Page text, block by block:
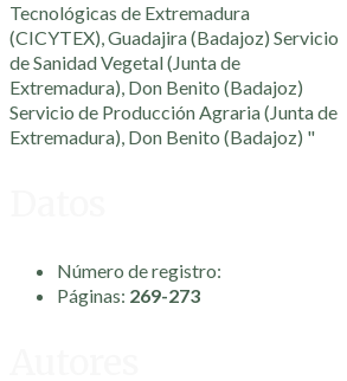
Tecnológicas de Extremadura
(CICYTEX), Guadajira (Badajoz) Servicio
de Sanidad Vegetal (Junta de
Extremadura), Don Benito (Badajoz)
Servicio de Producción Agraria (Junta de
Extremadura), Don Benito (Badajoz) "
Número de registro:
Páginas: 269-273